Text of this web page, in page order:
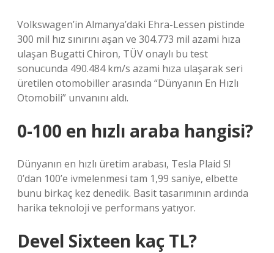
Volkswagen’in Almanya’daki Ehra-Lessen pistinde
300 mil hız sınırını aşan ve 304.773 mil azami hıza
ulaşan Bugatti Chiron, TÜV onaylı bu test
sonucunda 490.484 km/s azami hıza ulaşarak seri
üretilen otomobiller arasında “Dünyanın En Hızlı
Otomobili” unvanını aldı.
0-100 en hızlı araba hangisi?
Dünyanın en hızlı üretim arabası, Tesla Plaid S!
0’dan 100’e ivmelenmesi tam 1,99 saniye, elbette
bunu birkaç kez denedik. Basit tasarımının ardında
harika teknoloji ve performans yatıyor.
Devel Sixteen kaç TL?